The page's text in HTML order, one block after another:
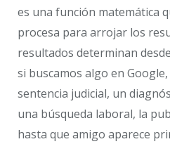
es una función matemática
procesa para arrojar los
resultados determinan
si buscamos algo en
sentencia judicial, un
una búsqueda laboral, la
hasta que amigo aparece